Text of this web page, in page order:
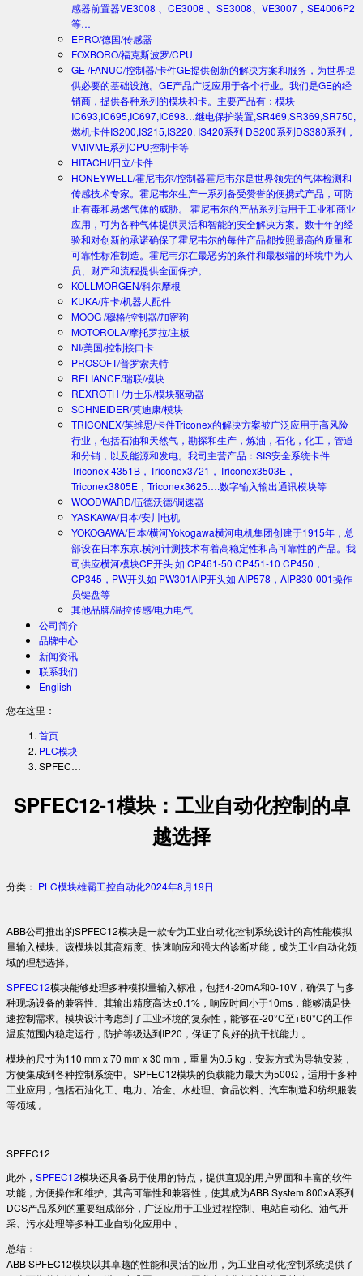
感器前置器VE3008 、CE3008 、SE3008、VE3007，SE4006P2
等…
EPRO/德国/传感器
FOXBORO/福克斯波罗/CPU
GE /FANUC/控制器/卡件GE提供创新的解决方案和服务，为世界提
供必要的基础设施。GE产品广泛应用于各个行业。我们是GE的经
销商，提供各种系列的模块和卡。主要产品有：模块
IC693,IC695,IC697,IC698…继电保护装置,SR469,SR369,SR750,
燃机卡件IS200,IS215,IS220, IS420系列 DS200系列DS380系列，
VMIVME系列CPU控制卡等
HITACHI/日立/卡件
HONEYWELL/霍尼韦尔/控制器霍尼韦尔是世界领先的气体检测和
传感技术专家。霍尼韦尔生产一系列备受赞誉的便携式产品，可防
止有毒和易燃气体的威胁。 霍尼韦尔的产品系列适用于工业和商业
应用，可为各种气体提供灵活和智能的安全解决方案。数十年的经
验和对创新的承诺确保了霍尼韦尔的每件产品都按照最高的质量和
可靠性标准制造。霍尼韦尔在最恶劣的条件和最极端的环境中为人
员、财产和流程提供全面保护。
KOLLMORGEN/科尔摩根
KUKA/库卡/机器人配件
MOOG /穆格/控制器/加密狗
MOTOROLA/摩托罗拉/主板
NI/美国/控制接口卡
PROSOFT/普罗索夫特
RELIANCE/瑞联/模块
REXROTH /力士乐/模块驱动器
SCHNEIDER/莫迪康/模块
TRICONEX/英维思/卡件Triconex的解决方案被广泛应用于高风险
行业，包括石油和天然气，勘探和生产，炼油，石化，化工，管道
和分销，以及能源和发电。我司主营产品：SIS安全系统卡件
Triconex 4351B，Triconex3721，Triconex3503E，
Triconex3805E，Triconex3625….数字输入输出通讯模块等
WOODWARD/伍德沃德/调速器
YASKAWA/日本/安川电机
YOKOGAWA/日本/横河Yokogawa横河电机集团创建于1915年，总
部设在日本东京.横河计测技术有着高稳定性和高可靠性的产品。我
司供应横河模块CP开头 如 CP461-50 CP451-10 CP450，
CP345，PW开头如 PW301AIP开头如 AIP578，AIP830-001操作
员键盘等
其他品牌/温控传感/电力电气
公司简介
品牌中心
新闻资讯
联系我们
English
您在这里：
首页
PLC模块
SPFEC…
SPFEC12-1模块：工业自动化控制的卓
越选择
分类： PLC模块雄霸工控自动化2024年8月19日
ABB公司推出的SPFEC12模块是一款专为工业自动化控制系统设计的高性能模拟
量输入模块。该模块以其高精度、快速响应和强大的诊断功能，成为工业自动化领
域的理想选择。
SPFEC12模块能够处理多种模拟量输入标准，包括4-20mA和0-10V，确保了与多
种现场设备的兼容性。其输出精度高达±0.1%，响应时间小于10ms，能够满足快
速控制需求。模块设计考虑到了工业环境的复杂性，能够在-20°C至+60°C的工作
温度范围内稳定运行，防护等级达到IP20，保证了良好的抗干扰能力 。
模块的尺寸为110 mm x 70 mm x 30 mm，重量为0.5 kg，安装方式为导轨安装，
方便集成到各种控制系统中。SPFEC12模块的负载能力最大为500Ω，适用于多种
工业应用，包括石油化工、电力、冶金、水处理、食品饮料、汽车制造和纺织服装
等领域 。
SPFEC12
此外， SPFEC12模块还具备易于使用的特点，提供直观的用户界面和丰富的软件
功能，方便操作和维护。其高可靠性和兼容性，使其成为ABB System 800xA系列
DCS产品系列的重要组成部分，广泛应用于工业过程控制、电站自动化、油气开
采、污水处理等多种工业自动化应用中 。
总结：
ABB SPFEC12模块以其卓越的性能和灵活的应用，为工业自动化控制系统提供了